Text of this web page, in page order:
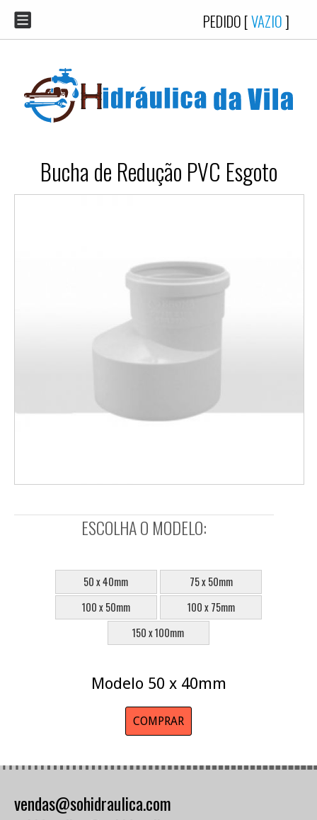
PEDIDO [VAZIO]
Bucha de Redução PVC Esgoto
ESCOLHA O MODELO:
50 x 40mm
75 x 50mm
100 x 50mm
100 x 75mm
150 x 100mm
Modelo 50 x 40mm
COMPRAR
vendas@sohidraulica.com